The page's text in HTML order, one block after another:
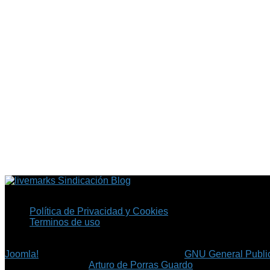
Sindicación Blog
Política de Privacidad y Cookies
Terminos de uso
Joomla!
GNU General
©Arturo de Porras Guardo